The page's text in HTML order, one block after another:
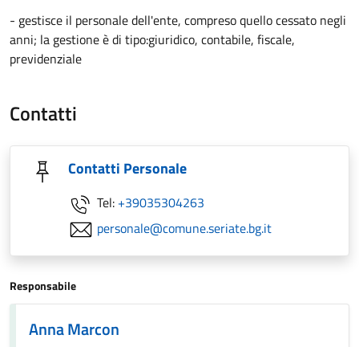
- gestisce il personale dell'ente, compreso quello cessato negli
anni; la gestione è di tipo:giuridico, contabile, fiscale,
previdenziale
Contatti
Contatti Personale
Tel: +39035304263
personale@comune.seriate.bg.it
Responsabile
Anna Marcon